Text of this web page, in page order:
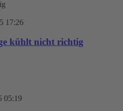
17:26
kühlt nicht richtig
05:19